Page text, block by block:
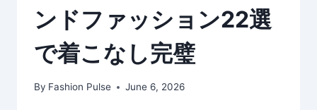
ンドファッション22選
で着こなし完璧
By Fashion Pulse June 6, 2026